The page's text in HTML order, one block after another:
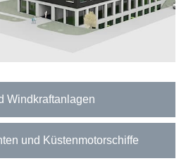
Windkraftanlagen
und Küstenmotorschiffe